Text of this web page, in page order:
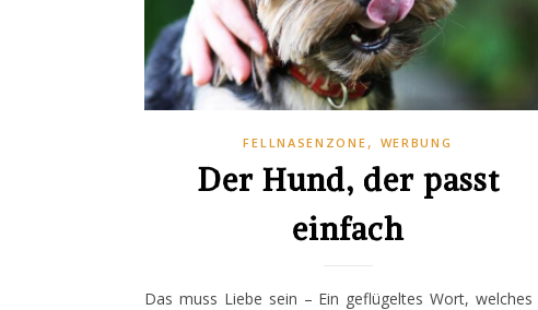
FELLNASENZONE , WERBUNG
Der Hund, der passt
einfach
Das muss Liebe sein – Ein geflügeltes Wort, welches